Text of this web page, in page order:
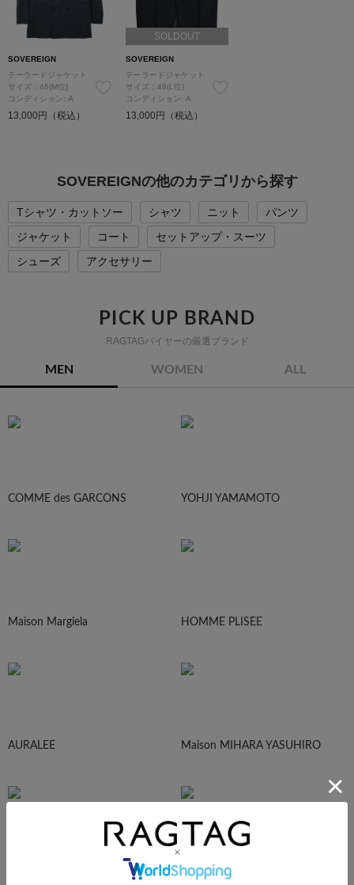
SOVEREIGN
テーラードジャケット
サイズ：46(M位)
コンディション: A
13,000円（税込）
SOLDOUT
SOVEREIGN
テーラードジャケット
サイズ：48(L位)
コンディション: A
13,000円（税込）
SOVEREIGNの他のカテゴリから探す
Tシャツ・カットソー シャツ ニット
パンツ
ジャケット
コート
セットアップ・スーツ
シューズ
アクセサリー
PICK UP BRAND
RAGTAGバイヤーの厳選ブランド
MEN WOMEN ALL
COMME des GARCONS YOHJI YAMAMOTO
Maison Margiela HOMME PLISEE
AURALEE Maison MIHARA YASUHIRO
UNDERCOVER